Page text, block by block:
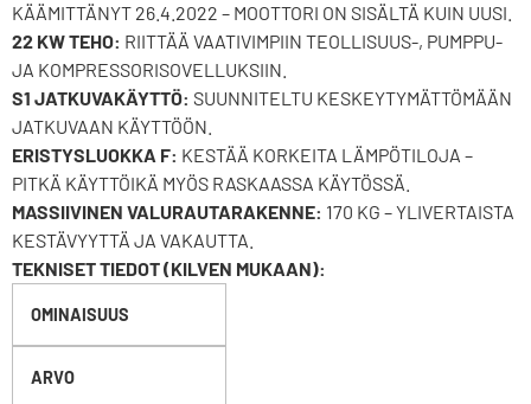
KÄÄMITTÄNYT 26.4.2022 – MOOTTORI ON SISÄLTÄ KUIN UUSI.
22 KW TEHO: RIITTÄÄ VAATIVIMPIIN TEOLLISUUS-, PUMPPU-
JA KOMPRESSORISOVELLUKSIIN.
S1 JATKUVAKÄYTTÖ: SUUNNITELTU KESKEYTYMÄTTÖMÄÄN
JATKUVAAN KÄYTTÖÖN.
ERISTYSLUOKKA F: KESTÄÄ KORKEITA LÄMPÖTILOJA –
PITKÄ KÄYTTÖIKÄ MYÖS RASKAASSA KÄYTÖSSÄ.
MASSIIVINEN VALURAUTARAKENNE: 170 KG – YLIVERTAISTA
KESTÄVYYTTÄ JA VAKAUTTA.
TEKNISET TIEDOT (KILVEN MUKAAN):
OMINAISUUS
ARVO